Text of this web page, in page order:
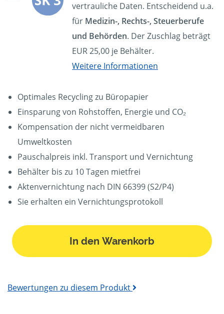
vertrauliche Daten. Entscheidend u.a.
für Medizin-, Rechts-, Steuerberufe
und Behörden. Der Zuschlag beträgt
EUR 25,00 je Behälter.
Weitere Informationen
Optimales Recycling zu Büropapier
Einsparung von Rohstoffen, Energie und CO₂
Kompensation der nicht vermeidbaren
Umweltkosten
Pauschalpreis inkl. Transport und Vernichtung
Behälter bis zu 10 Tagen mietfrei
Aktenvernichtung nach DIN 66399 (S2/P4)
Sie erhalten ein Vernichtungsprotokoll
In den Warenkorb
Bewertungen zu diesem Produkt